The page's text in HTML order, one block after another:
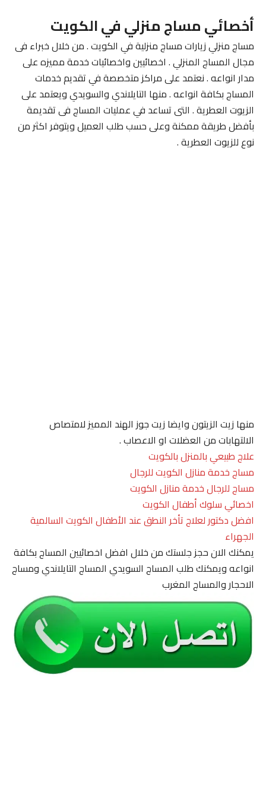
أخصائي مساج منزلي في الكويت
مساج منزلي زيارات مساج منزلية في الكويت . من خلال خبراء فى
مجال المساج المنزلي . اخصائيين واخصائيات خدمة مميزه على
مدار انواعه . نعتمد على مراكز متخصصة في تقديم خدمات
المساج بكافة انواعه . منها التايلاندي والسويدي ويعتمد على
الزيوت العطرية . التى تساعد في عمليات المساج فى تقديمة
بأفضل طريقة ممكنة وعلى حسب طلب العميل ويتوفر اكثر من
نوع للزيوت العطرية .
منها زيت الزيتون وايضا زيت جوز الهند المميز لامتصاص
الالتهابات من العضلات او الاعصاب .
علاج طبيعي بالمنزل بالكويت
مساج خدمة منازل الكويت للرجال
مساج للرجال خدمة منازل الكويت
اخصائي سلوك أطفال الكويت
افضل دكتور لعلاج تأخر النطق عند الأطفال الكويت السالمية
الجهراء
يمكنك الان حجز جلستك من خلال افضل اخصائيين المساج بكافة
انواعه ويمكنك طلب المساج السويدي المساج التايلاندي ومساج
الاحجار والمساج المغرب